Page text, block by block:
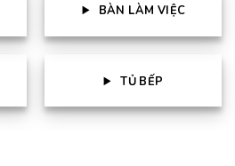
BÀN LÀM VIỆC
TỦ BẾP